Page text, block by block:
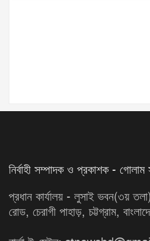
নির্বাহী সম্পাদক ও প্রকাশক - গোলাম
প্রধান কার্যালয় - লুসাই ভবন(৩য়
রোড, চেরাগী পাহাড়, চট্টগ্রাম,